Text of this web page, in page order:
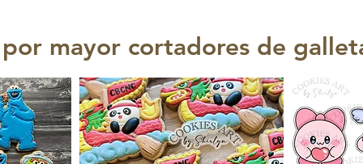
mayor cortadores de